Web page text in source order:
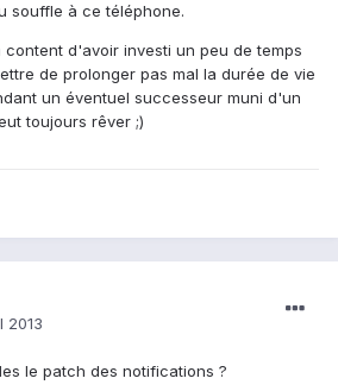
souffle à ce téléphone.
content d'avoir investi un peu de temps
de prolonger pas mal la durée de vie
un éventuel successeur muni d'un
toujours rêver ;)
2013
le patch des notifications ?